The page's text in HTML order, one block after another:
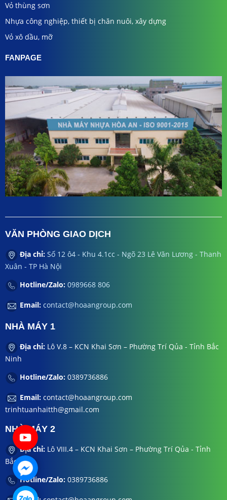
Vỏ thùng sơn
Nhựa công nghiệp, thiết bị chăn nuôi, xây dựng
Vỏ xô dầu, mỡ
FANPAGE
VĂN PHÒNG GIAO DỊCH
Địa chỉ: Số 12 ô4 - Khu 4.1cc - Ngõ 23 Lê Văn Lương - Thanh
Xuân - TP Hà Nội
Hotline/Zalo: 0989668 806
Email: contact@hoaangroup.com
NHÀ MÁY 1
Địa chỉ: Lô V.8 – KCN Khai Sơn – Phường Trí Qủa - Tỉnh Bắc
Ninh
Hotline/Zalo: 0389736886
Email: contact@hoaangroup.com
trinhtuanhaitth@gmail.com
NHÀ MÁY 2
Địa chỉ: Lô VIII.4 – KCN Khai Sơn – Phường Trí Qủa - Tỉnh
Bắc Ninh
Hotline/Zalo: 0389736886